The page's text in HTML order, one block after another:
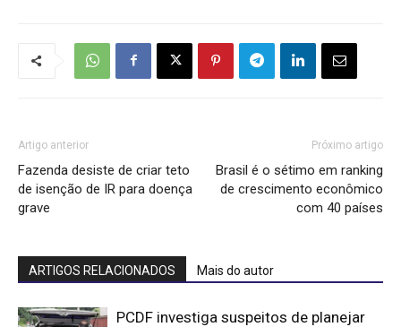
Artigo anterior
Fazenda desiste de criar teto
de isenção de IR para doença
grave
Próximo artigo
Brasil é o sétimo em ranking
de crescimento econômico
com 40 países
ARTIGOS RELACIONADOS Mais do autor
PCDF investiga suspeitos de planejar